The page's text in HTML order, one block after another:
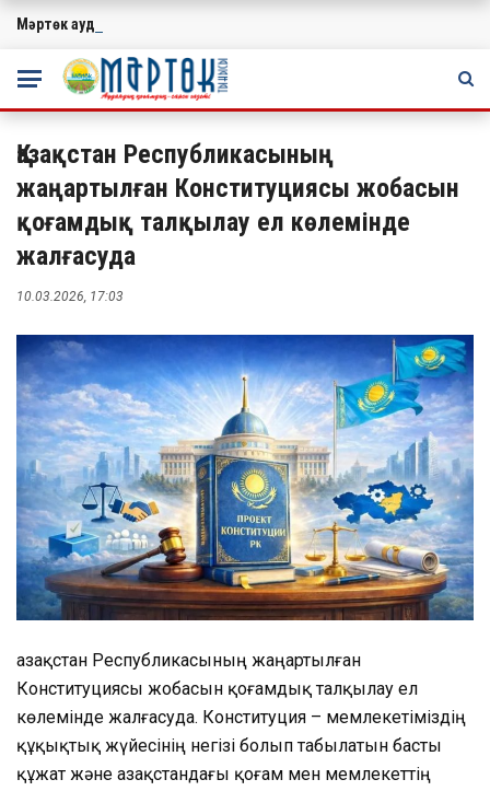
МАҢЫЗДЫ
Мәртөк ауданында учаскелік сайлау комиссияларының
Қазақстан Республикасының
жаңартылған Конституциясы жобасын
қоғамдық талқылау ел көлемінде
жалғасуда
10.03.2026, 17:03
Қазақстан Республикасының жаңартылған
Конституциясы жобасын қоғамдық талқылау ел
көлемінде жалғасуда. Конституция – мемлекетіміздің
құқықтық жүйесінің негізі болып табылатын басты
құжат және Қазақстандағы қоғам мен мемлекеттің